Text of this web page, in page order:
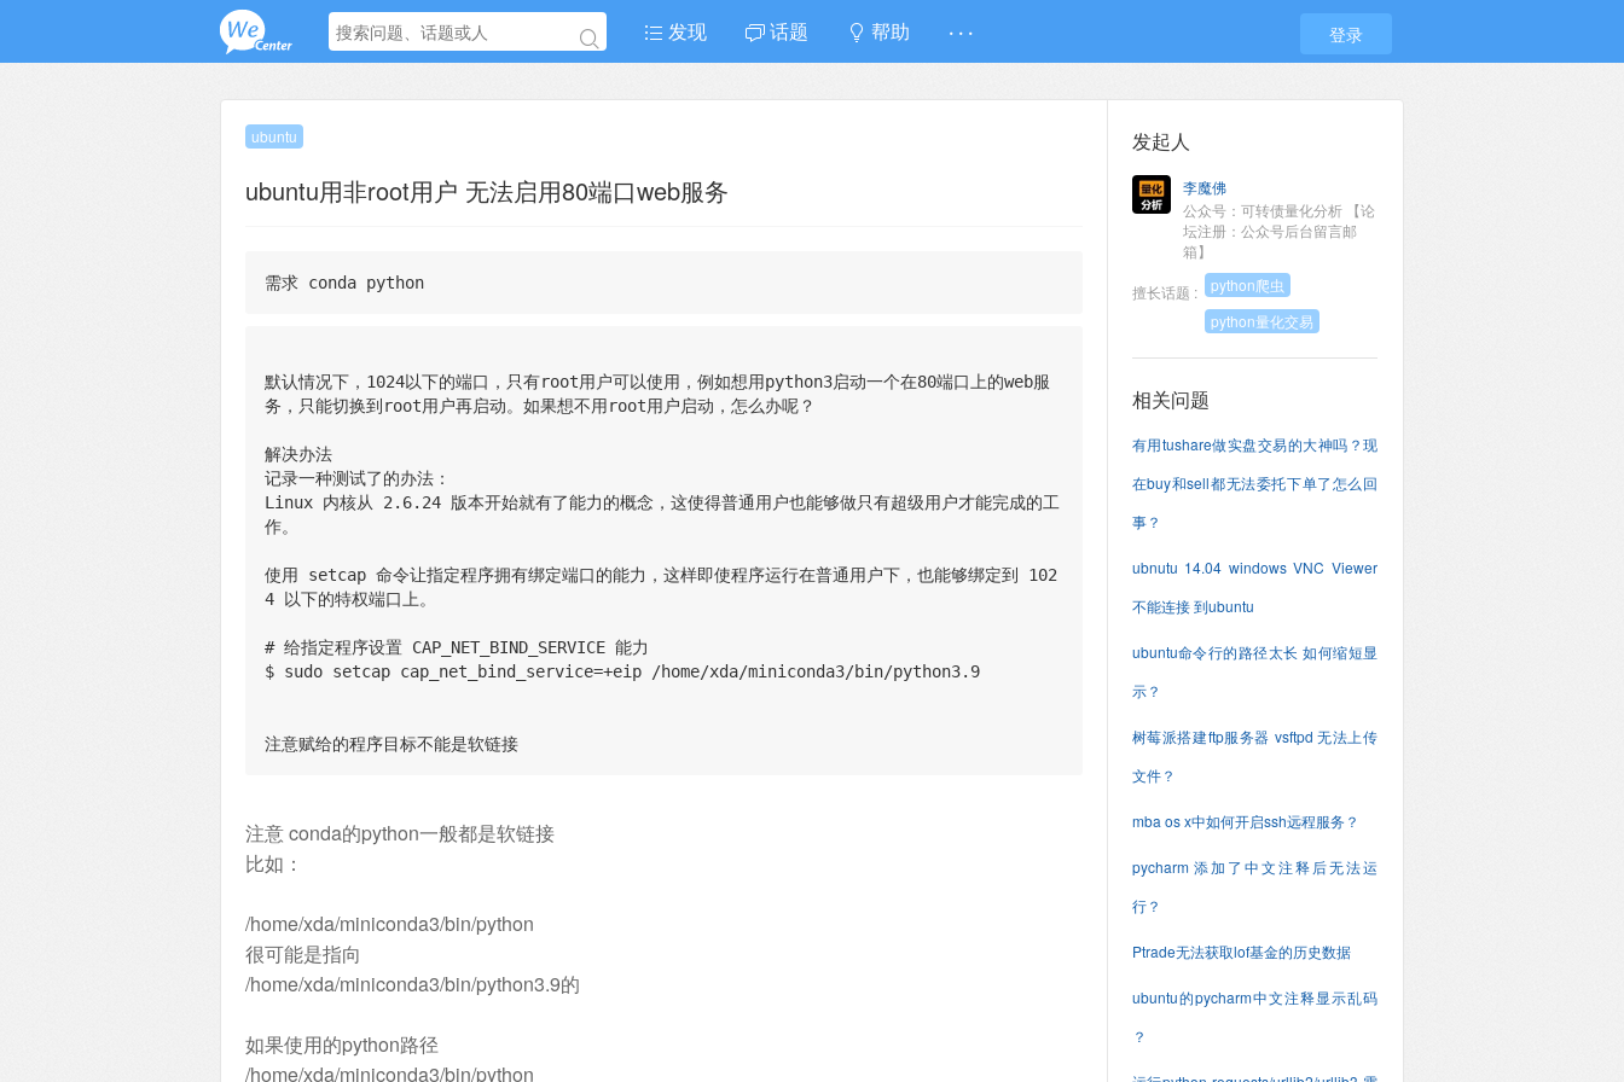
发现 话题 帮助 · · · 登录
ubuntu
ubuntu用非root用户 无法启用80端口web服务
需求 conda python
默认情况下，1024以下的端口，只有root用户可以使用，例如想用python3启动一个在80端口上的web服
务，只能切换到root用户再启动。如果想不用root用户启动，怎么办呢？
解决办法
记录一种测试了的办法：
Linux 内核从 2.6.24 版本开始就有了能力的概念，这使得普通用户也能够做只有超级用户才能完成的工
作。
使用 setcap 命令让指定程序拥有绑定端口的能力，这样即使程序运行在普通用户下，也能够绑定到 102
4 以下的特权端口上。
# 给指定程序设置 CAP_NET_BIND_SERVICE 能力
$ sudo setcap cap_net_bind_service=+eip /home/xda/miniconda3/bin/python3.9
注意赋给的程序目标不能是软链接
注意 conda的python一般都是软链接
比如：
/home/xda/miniconda3/bin/python
很可能是指向
/home/xda/miniconda3/bin/python3.9的
如果使用的python路径
/home/xda/miniconda3/bin/python
发起人
李魔佛
公众号：可转债量化分析 【论
坛注册：公众号后台留言邮
箱】
擅长话题 :
python爬虫
python量化交易
相关问题
有用tushare做实盘交易的大神吗？现
在buy和sell都无法委托下单了怎么回
事？
ubnutu 14.04 windows VNC Viewer
不能连接 到ubuntu
ubuntu命令行的路径太长 如何缩短显
示？
树莓派搭建ftp服务器 vsftpd 无法上传
文件？
mba os x中如何开启ssh远程服务？
pycharm 添加了中文注释后无法运
行？
Ptrade无法获取lof基金的历史数据
ubuntu的pycharm中文注释显示乱码
？